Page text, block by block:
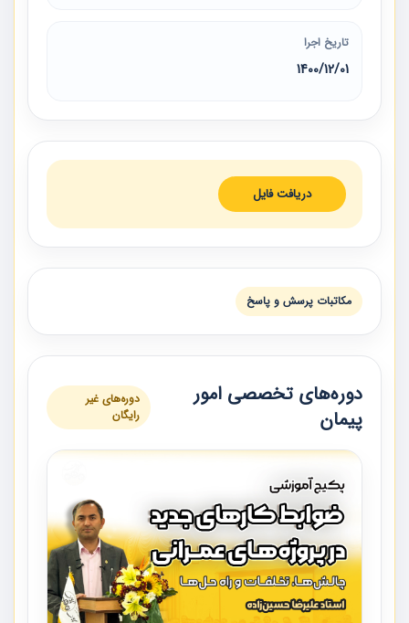
تاریخ اجرا
1400/12/01
دریافت فایل
مكاتبات پرسش و پاسخ
دوره‌های تخصصی امور
پیمان
دوره‌های غیر
رایگان